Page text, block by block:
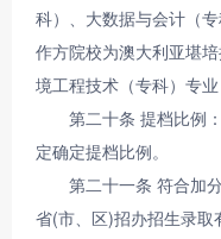
科）、大数据与会计（
作方院校为澳大利亚堪
境工程技术（专科）专
第二十条 提档比例
定确定提档比例。
第二十一条 符合加
省(市、区)招办招生录取